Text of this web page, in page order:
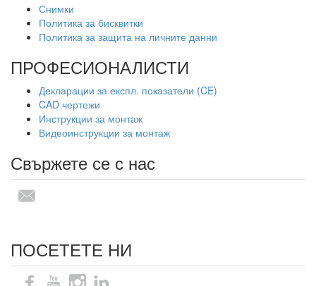
Снимки
Политика за бисквитки
Политика за защита на личните данни
ПРОФЕСИОНАЛИСТИ
Декларации за експл. показатели (CE)
CAD чертежи
Инструкции за монтаж
Видеоинструкции за монтаж
Свържете се с нас
ПОСЕТЕТЕ НИ